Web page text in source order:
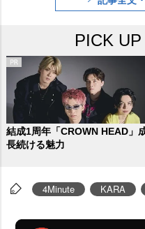
PICK
結成1周年「CROWN HEAD」
長続ける魅力
4Minute KARA